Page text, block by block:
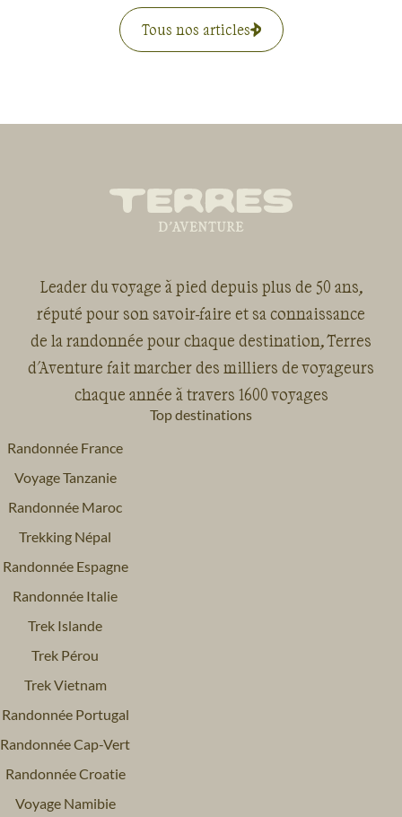
Tous nos articles
Leader du voyage à pied depuis plus de 50 ans,
réputé pour son savoir-faire et sa connaissance
de la randonnée pour chaque destination, Terres
d'Aventure fait marcher des milliers de voyageurs
chaque année à travers 1600 voyages
Top destinations
Randonnée France
Voyage Tanzanie
Randonnée Maroc
Trekking Népal
Randonnée Espagne
Randonnée Italie
Trek Islande
Trek Pérou
Trek Vietnam
Randonnée Portugal
Randonnée Cap-Vert
Randonnée Croatie
Voyage Namibie